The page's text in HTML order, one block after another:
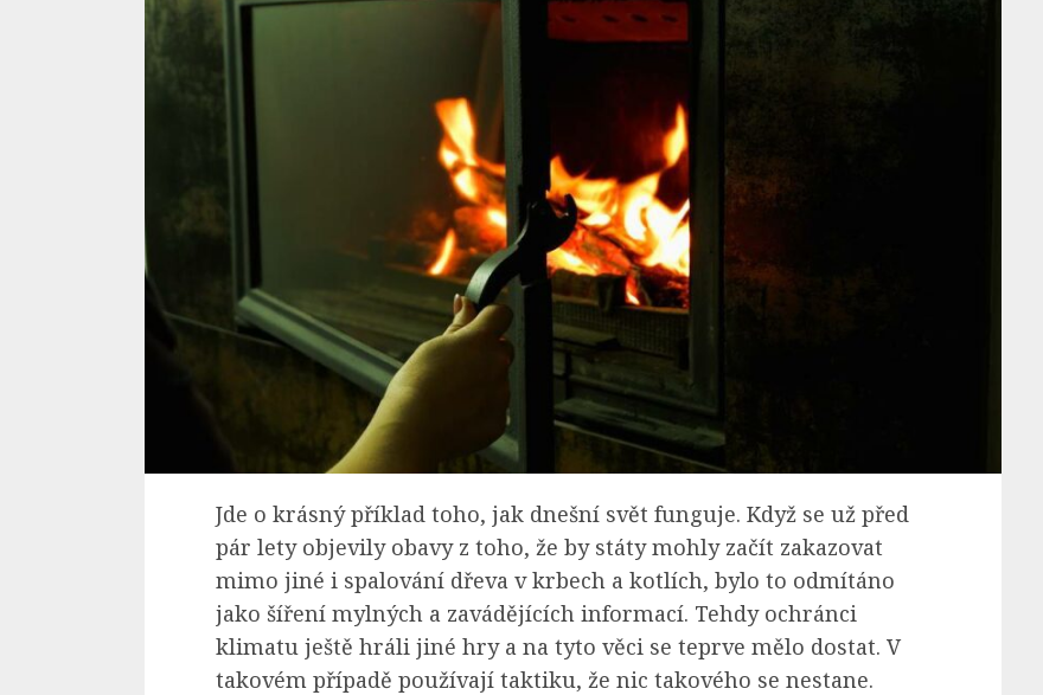
Jde o krásný příklad toho, jak dnešní svět funguje. Když se už před
pár lety objevily obavy z toho, že by státy mohly začít zakazovat
mimo jiné i spalování dřeva v krbech a kotlích, bylo to odmítáno
jako šíření mylných a zavádějících informací. Tehdy ochránci
klimatu ještě hráli jiné hry a na tyto věci se teprve mělo dostat. V
takovém případě používají taktiku, že nic takového se nestane.